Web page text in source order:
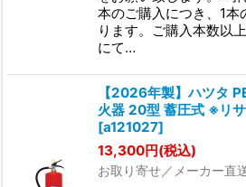
本のご購入につき、1本
ります。ご購入本数以
にて…
【2026年製】ハツタ
火器 20型 蓄圧式 ※リ
[a121027]
13,300円(税込)
お取り寄せ／メーカー直